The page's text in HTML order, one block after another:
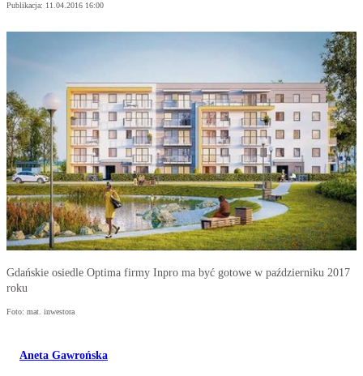
Publikacja: 11.04.2016 16:00
Gdańskie osiedle Optima firmy Inpro ma być gotowe w październiku 2017
roku
Foto: mat. inwestora
Aneta Gawrońska